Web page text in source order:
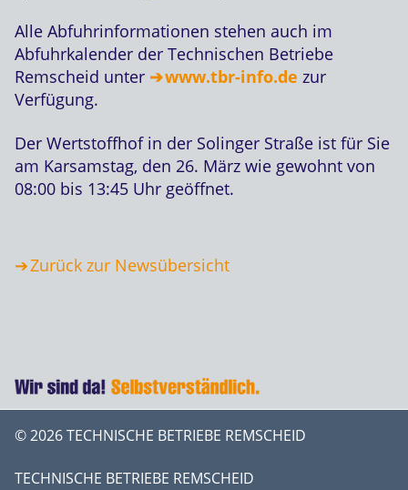
Alle Abfuhrinformationen stehen auch im
Abfuhrkalender der Technischen Betriebe
Remscheid unter
www.tbr-info.de zur
Verfügung.
Der Wertstoffhof in der Solinger Straße ist für Sie
am Karsamstag, den 26. März wie gewohnt von
08:00 bis 13:45 Uhr geöffnet.
Zurück zur Newsübersicht
© 2026 TECHNISCHE BETRIEBE REMSCHEID
TECHNISCHE BETRIEBE REMSCHEID